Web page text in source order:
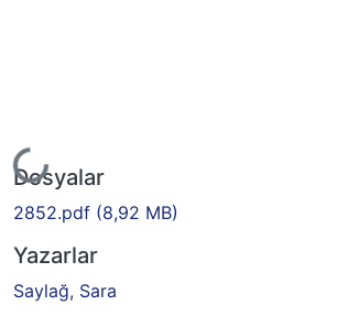
Yükleniyor...
Dosyalar
2852.pdf (8,92 MB)
Yazarlar
Saylağ, Sara